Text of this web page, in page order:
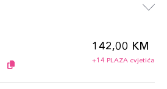
142,00 KM
+14 PLAZA cvjetića